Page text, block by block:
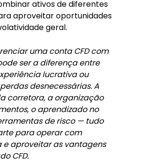
ativos de diferentes
aproveitar oportunidades
geral.
uma conta CFD com
ser a diferença entre
lucrativa ou
desnecessárias. A
corretora, a organização
o aprendizado no
de risco — tudo
para operar com
e aproveitar as vantagens
CFD.